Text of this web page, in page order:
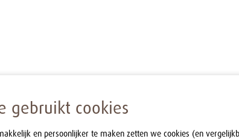
gebruikt cookies
en persoonlijker te maken zetten we cookies (en